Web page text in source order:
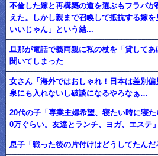
不倫した嫁と再構築の道を選ぶもフラバ
えた。しかし親まで召喚して抵抗する嫁
いいじゃん」という結...
旦那が電話で義両親に私の杖を「貸して
聞いてしまった
女さん「海外ではおしゃれ！日本は差別
泉にも入れないし破談になるやろなぁ…
20代の子「専業主婦希望、寝たい時に寝
0万ぐらい。友達とランチ、ヨガ、エス
息子「戦った後の片付けはどうしてたんだ